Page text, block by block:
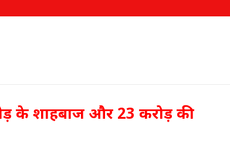
के शाहबाज और 23 करोड़ की